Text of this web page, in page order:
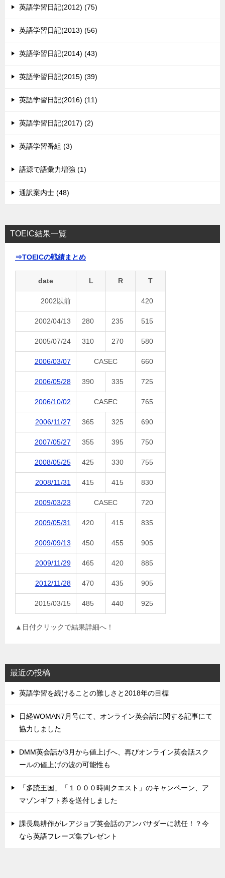
英語学習日記(2012) (75)
英語学習日記(2013) (56)
英語学習日記(2014) (43)
英語学習日記(2015) (39)
英語学習日記(2016) (11)
英語学習日記(2017) (2)
英語学習番組 (3)
語源で語彙力増強 (1)
通訳案内士 (48)
TOEIC結果一覧
⇒TOEICの戦績まとめ
date L R T
2002以前 420
2002/04/13 280 235 515
2005/07/24 310 270 580
2006/03/07 CASEC 660
2006/05/28 390 335 725
2006/10/02 CASEC 765
2006/11/27 365 325 690
2007/05/27 355 395 750
2008/05/25 425 330 755
2008/11/31 415 415 830
2009/03/23 CASEC 720
2009/05/31 420 415 835
2009/09/13 450 455 905
2009/11/29 465 420 885
2012/11/28 470 435 905
2015/03/15 485 440 925
▲日付クリックで結果詳細へ！
最近の投稿
英語学習を続けることの難しさと2018年の目標
日経WOMAN7月号にて、オンライン英会話に関する記事にて
協力しました
DMM英会話が3月から値上げへ、再びオンライン英会話スク
ールの値上げの波の可能性も
「多読王国」「１０００時間クエスト」のキャンペーン、ア
マゾンギフト券を送付しました
課長島耕作がレアジョブ英会話のアンバサダーに就任！？今
なら英語フレーズ集プレゼント